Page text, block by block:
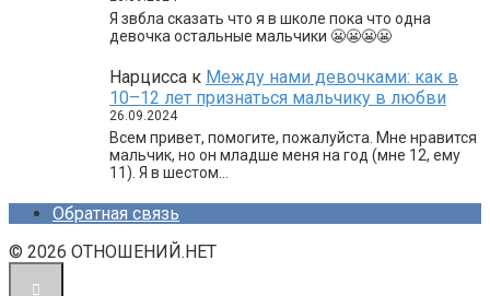
Я звбла сказать что я в школе пока что одна
девочка остальные мальчики 😬😬😬😬
Нарцисса к Между нами девочками: как в
10–12 лет признаться мальчику в любви
26.09.2024
Всем привет, помогите, пожалуйста. Мне нравится
мальчик, но он младше меня на год (мне 12, ему
11). Я в шестом…
Обратная связь
© 2026 ОТНОШЕНИЙ.НЕТ